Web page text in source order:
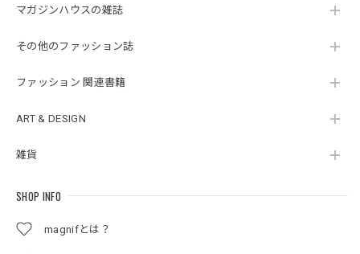
マガジンハウスの雑誌
その他のファッション誌
ファッション 関連書籍
ART & DESIGN
雑貨
SHOP INFO
magnifとは？